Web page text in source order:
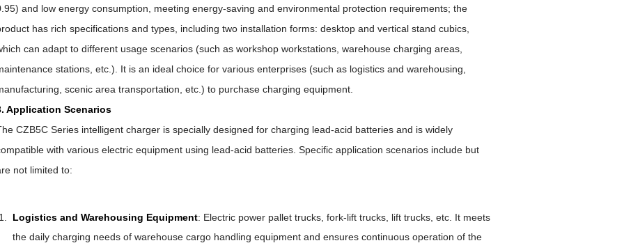
and low energy consumption, meeting energy-saving and environmental protection requirements; the
has rich specifications and types, including two installation forms: desktop and vertical stand cubics,
can adapt to different usage scenarios (such as workshop workstations, warehouse charging areas,
stations, etc.). It is an ideal choice for various enterprises (such as logistics and warehousing,
scenic area transportation, etc.) to purchase charging equipment.
Application Scenarios
CZB5C Series intelligent charger is specially designed for charging lead-acid batteries and is widely
with various electric equipment using lead-acid batteries. Specific application scenarios include but
not limited to:
Logistics and Warehousing Equipment: Electric power pallet trucks, fork-lift trucks, lift trucks, etc. It meets
the daily charging needs of warehouse cargo handling equipment and ensures continuous operation of the